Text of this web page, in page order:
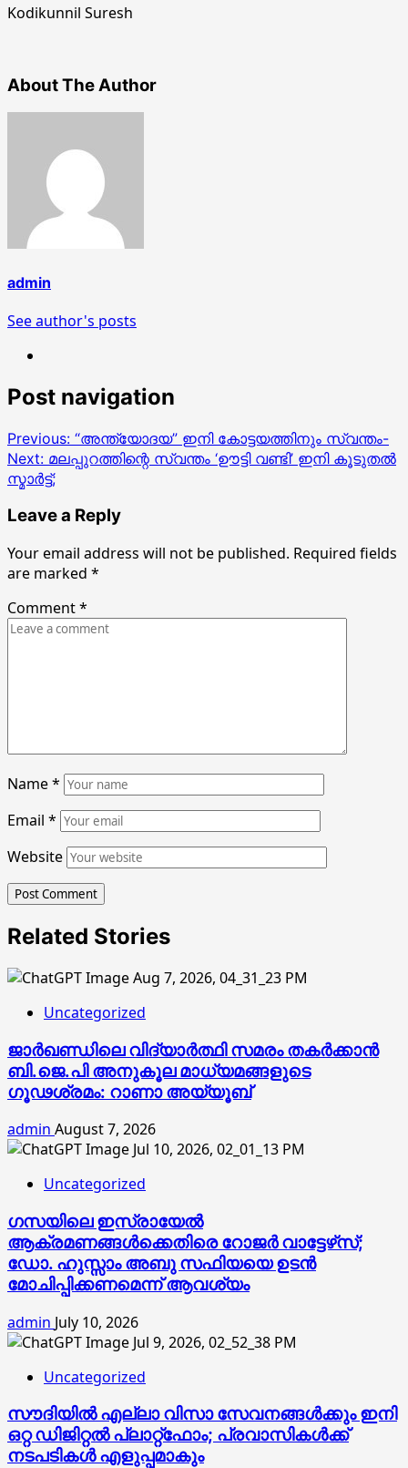
Kodikunnil Suresh
About The Author
admin
See author's posts
Post navigation
Previous: “അന്ത്യോദയ” ഇനി കോട്ടയത്തിനും സ്വന്തം-
Next: മലപ്പുറത്തിന്റെ സ്വന്തം ‘ഊട്ടി വണ്ടി’ ഇനി കൂടുതൽ
സ്മാർട്ട്;
Leave a Reply
Your email address will not be published. Required fields
are marked *
Comment*
Name*
Email *
Website
Related Stories
Uncategorized
ജാര്‍ഖണ്ഡിലെ വിദ്യാര്‍ത്ഥി സമരം തകര്‍ക്കാന്‍
ബി.ജെ.പി അനുകൂല മാധ്യമങ്ങളുടെ
ഗൂഢശ്രമം: റാണാ അയ്യൂബ്
admin August 7, 2026
Uncategorized
ഗസയിലെ ഇസ്രായേൽ
ആക്രമണങ്ങൾക്കെതിരെ റോജർ വാട്ടേഴ്‌സ്;
ഡോ. ഹുസ്സാം അബു സഫിയയെ ഉടൻ
മോചിപ്പിക്കണമെന്ന് ആവശ്യം
admin July 10, 2026
Uncategorized
സൗദിയിൽ എല്ലാ വിസാ സേവനങ്ങൾക്കും ഇനി
ഒറ്റ ഡിജിറ്റൽ പ്ലാറ്റ്‌ഫോം; പ്രവാസികൾക്ക്
നടപടികൾ എളുപ്പമാകും